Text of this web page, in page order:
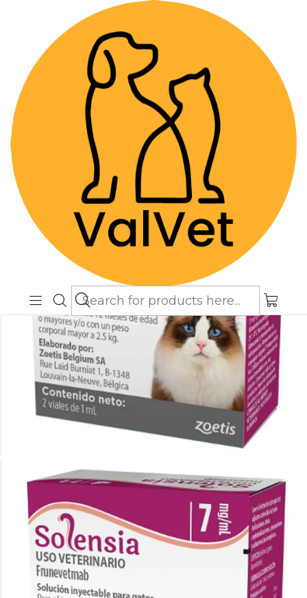
Despacho GRATIS por compras sobre
$89.990(Válido desde Coquimbo hasta Los
Lagos)
Home Farmacia Veterinaria
Terapias Biológicas
Solensia Inyectable (Aplicación en Clínica o Caja
Cerrada)